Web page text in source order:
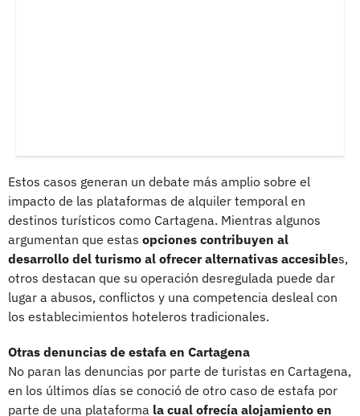
Estos casos generan un debate más amplio sobre el
impacto de las plataformas de alquiler temporal en
destinos turísticos como Cartagena. Mientras algunos
argumentan que estas opciones contribuyen al
desarrollo del turismo al ofrecer alternativas accesibles,
otros destacan que su operación desregulada puede dar
lugar a abusos, conflictos y una competencia desleal con
los establecimientos hoteleros tradicionales.
Otras denuncias de estafa en Cartagena
No paran las denuncias por parte de turistas en Cartagena,
en los últimos días se conoció de otro caso de estafa por
parte de una plataforma la cual ofrecía alojamiento en